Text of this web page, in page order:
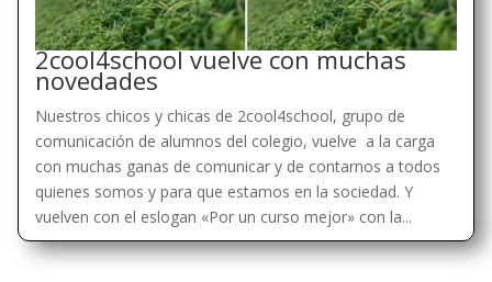
2cool4school vuelve con muchas
novedades
Nuestros chicos y chicas de 2cool4school, grupo de
comunicación de alumnos del colegio, vuelve a la carga
con muchas ganas de comunicar y de contarnos a todos
quienes somos y para que estamos en la sociedad. Y
vuelven con el eslogan «Por un curso mejor» con la...